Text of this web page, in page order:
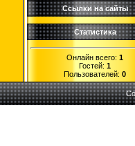
Ссылки на сайты
Статистика
Онлайн всего: 1
Гостей: 1
Пользователей: 0